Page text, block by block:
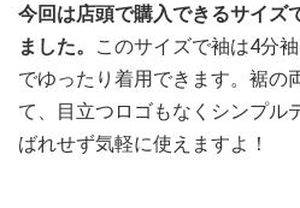
今回は店頭で購入できるサイズ
ました。
このサイズで袖は4分
でゆったり着用できます。裾の
て、目立つロゴもなくシンプル
ばれせず気軽に使えますよ！